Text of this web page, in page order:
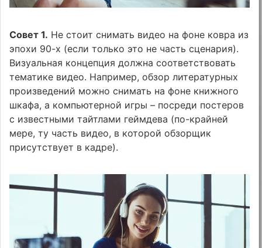
Совет 1. Не стоит снимать видео на фоне ковра из
эпохи 90-х (если только это не часть сценария).
Визуальная концепция должна соответствовать
тематике видео. Например, обзор литературных
произведений можно снимать на фоне книжного
шкафа, а компьютерной игры – посреди постеров
с известными тайтлами геймдева (по-крайней
мере, ту часть видео, в которой обзорщик
присутствует в кадре).